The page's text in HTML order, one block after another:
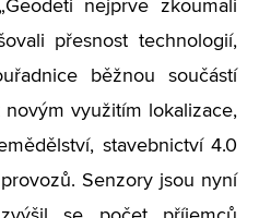
nejprve zkoumali
přesnost technologií,
běžnou součástí
využitím lokalizace,
stavebnictví 4.0
Senzory jsou nyní